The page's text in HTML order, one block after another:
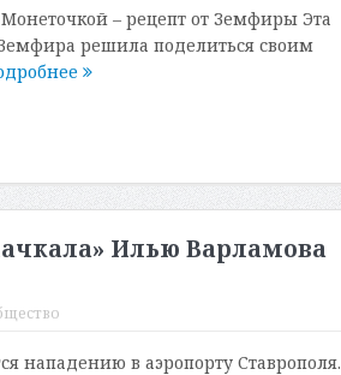
– рецепт от Земфиры Эта
Земфира решила поделиться своим
Илью Варламова
нападению в аэропорту Ставрополя.